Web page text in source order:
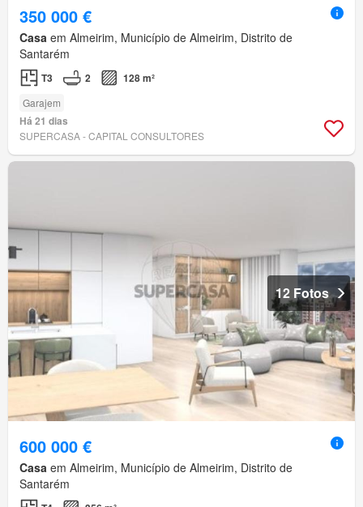
350 000 €
Casa em Almeirim, Município de Almeirim, Distrito de
Santarém
T3 2 128 m²
Garajem
Há 21 dias
SUPERCASA - CAPITAL CONSULTORES
12 Fotos
600 000 €
Casa em Almeirim, Município de Almeirim, Distrito de
Santarém